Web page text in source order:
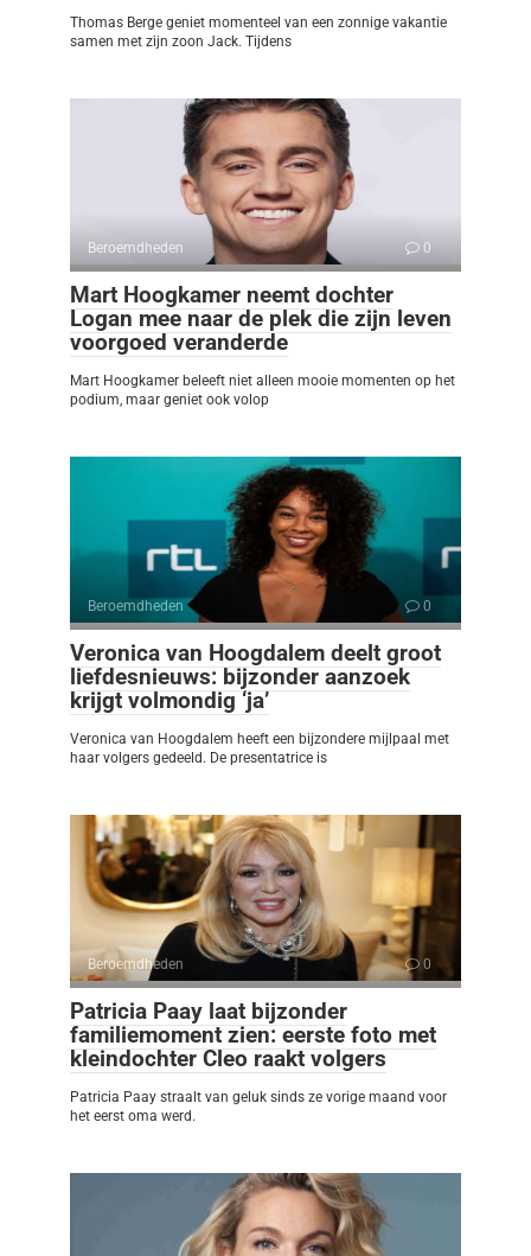
Thomas Berge geniet momenteel van een zonnige vakantie
samen met zijn zoon Jack. Tijdens
Beroemdheden 0
Mart Hoogkamer neemt dochter
Logan mee naar de plek die zijn leven
voorgoed veranderde
Mart Hoogkamer beleeft niet alleen mooie momenten op het
podium, maar geniet ook volop
Beroemdheden 0
Veronica van Hoogdalem deelt groot
liefdesnieuws: bijzonder aanzoek
krijgt volmondig ‘ja’
Veronica van Hoogdalem heeft een bijzondere mijlpaal met
haar volgers gedeeld. De presentatrice is
Beroemdheden 0
Patricia Paay laat bijzonder
familiemoment zien: eerste foto met
kleindochter Cleo raakt volgers
Patricia Paay straalt van geluk sinds ze vorige maand voor
het eerst oma werd.